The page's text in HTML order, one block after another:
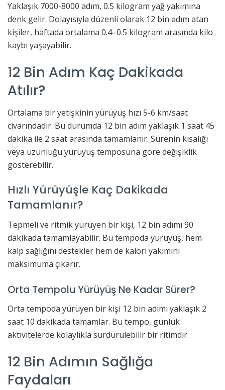
Yaklaşık 7000-8000 adım, 0.5 kilogram yağ yakımına
denk gelir. Dolayısıyla düzenli olarak 12 bin adım atan
kişiler, haftada ortalama 0.4–0.5 kilogram arasında kilo
kaybı yaşayabilir.
12 Bin Adım Kaç Dakikada
Atılır?
Ortalama bir yetişkinin yürüyüş hızı 5-6 km/saat
civarındadır. Bu durumda 12 bin adım yaklaşık 1 saat 45
dakika ile 2 saat arasında tamamlanır. Sürenin kısalığı
veya uzunluğu yürüyüş temposuna göre değişiklik
gösterebilir.
Hızlı Yürüyüşle Kaç Dakikada
Tamamlanır?
Tepmeli ve ritmik yürüyen bir kişi, 12 bin adımı 90
dakikada tamamlayabilir. Bu tempoda yürüyüş, hem
kalp sağlığını destekler hem de kalori yakımını
maksimuma çıkarır.
Orta Tempolu Yürüyüş Ne Kadar Sürer?
Orta tempoda yürüyen bir kişi 12 bin adımı yaklaşık 2
saat 10 dakikada tamamlar. Bu tempo, günlük
aktivitelerde kolaylıkla sürdürülebilir bir ritimdir.
12 Bin Adımın Sağlığa
Faydaları